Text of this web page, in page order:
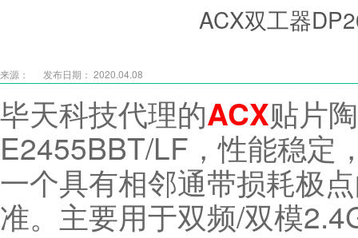
ACX双工器
来源： 发布日期： 2020.04.08
毕天科技代理的ACX贴片
E2455BBT/LF，性能稳定
一个具有相邻通带损耗极
准。主要用于双频/双模